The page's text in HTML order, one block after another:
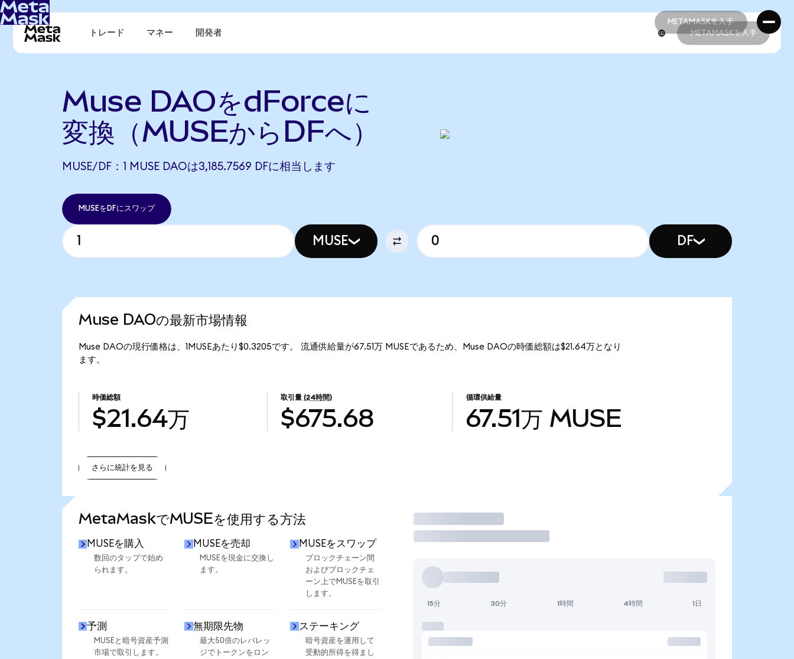
METAMASKを入手
METAMASKを入手
トレード マネー 開発者 METAMASKを入手
Muse DAOをdForceに
変換（MUSEからDFへ）
MUSE/DF：1 MUSE DAOは3,185.7569 DFに相当します
MUSEをDFにスワップ
MUSE DF
Muse DAOの最新市場情報
Muse DAOの現行価格は、1MUSEあたり$0.3205です。 流通供給量が67.51万 MUSEであるため、Muse DAOの時価総額は$21.64万となり
ます。
時価総額
$21.64万
取引量 (24時間)
$675.68
循環供給量
67.51万 MUSE
さらに統計を見る
MetaMaskでMUSEを使用する方法
MUSEを購入
数回のタップで始め
られます。
MUSEを売却
MUSEを現金に交換し
ます。
MUSEをスワップ
ブロックチェーン間
およびブロックチェ
ーン上でMUSEを取引
します。
予測
MUSEと暗号資産予測
市場で取引します。
無期限先物
最大50倍のレバレッ
ジでトークンをロン
ステーキング
暗号資産を運用して
受動的所得を得まし
取引
15分 30分 1時間 4時間 1日